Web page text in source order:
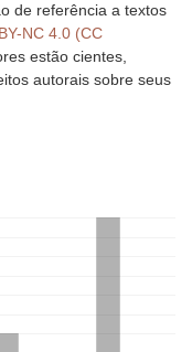
de referência a textos
NC 4.0 (CC
estão cientes,
autorais sobre seus